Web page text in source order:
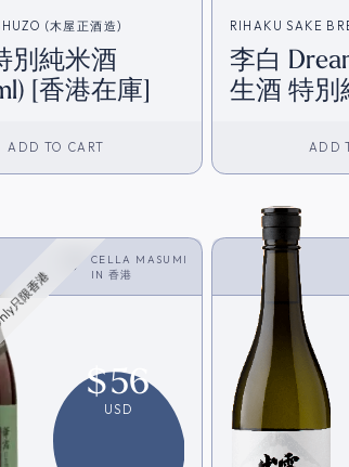
(木屋正酒造)
別純米酒
[香港在庫]
ADD TO CART
RIHAKU SAKE
(李白酒造)
李白
生酒 特別
ADD
CELLA MASUMI
IN 香港
限香港
$56
USD